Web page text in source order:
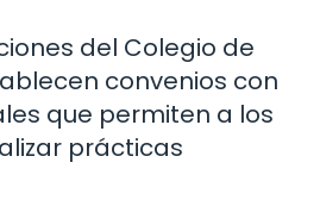
del Colegio de
convenios con
que permiten a los
prácticas